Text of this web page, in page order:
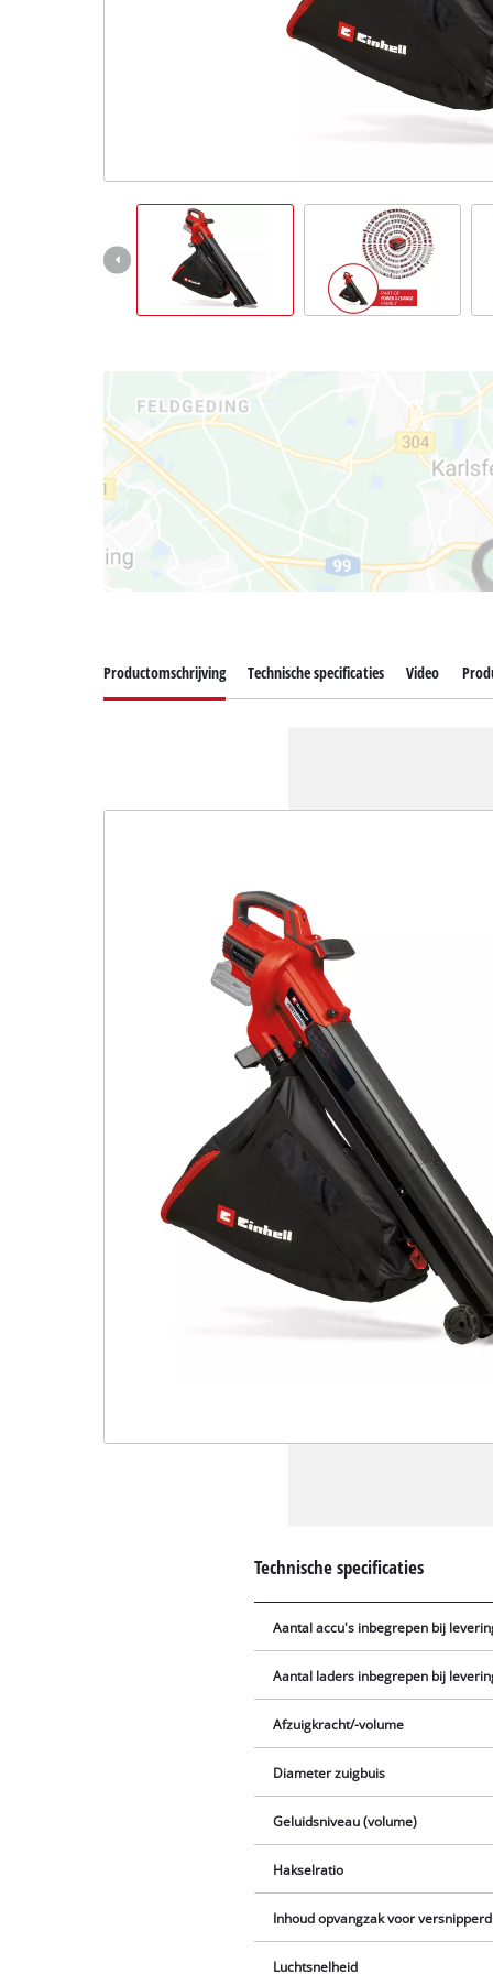
Productomschrijving Technische specificaties Video
Technische specificaties
Aantal accu's inbegrepen bij
Aantal laders inbegrepen bij
Afzuigkracht/-volume
Diameter zuigbuis
Geluidsniveau (volume)
Hakselratio
Inhoud opvangzak voor
Luchtsnelheid